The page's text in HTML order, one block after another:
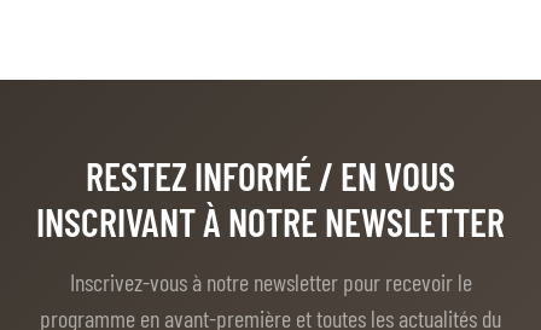
RESTEZ INFORMÉ / EN VOUS
INSCRIVANT À NOTRE NEWSLETTER
Inscrivez-vous à notre newsletter pour recevoir le
programme en avant-première et toutes les actualités du